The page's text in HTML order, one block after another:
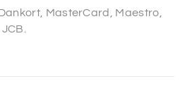
MasterCard, Maestro,